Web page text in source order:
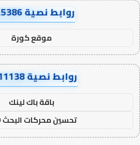
روابط نصية AA5386
موقع كورة
روابط نصية AA11138
باقة باك لينك
تحسين محركات البحث SEO